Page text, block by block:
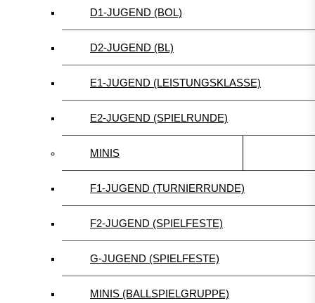
D1-JUGEND (BOL)
D2-JUGEND (BL)
E1-JUGEND (LEISTUNGSKLASSE)
E2-JUGEND (SPIELRUNDE)
MINIS
F1-JUGEND (TURNIERRUNDE)
F2-JUGEND (SPIELFESTE)
G-JUGEND (SPIELFESTE)
MINIS (BALLSPIELGRUPPE)